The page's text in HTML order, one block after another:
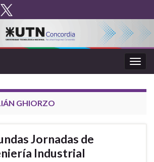
la
GHIORZO
Jornadas de
Industrial